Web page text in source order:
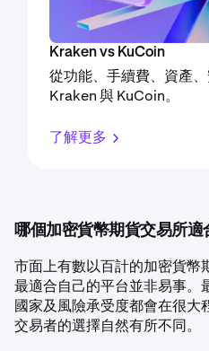
Kraken vs KuCoin
從功能、手續費、資產
Kraken 與 KuCoin。
了解更多
哪個加密貨幣期貨交易所適
市面上有數以百計的加密貨幣
最適合自己的平台並非易事。
國家及風險承受度都會在很大
交易者的選擇自然有所不同。